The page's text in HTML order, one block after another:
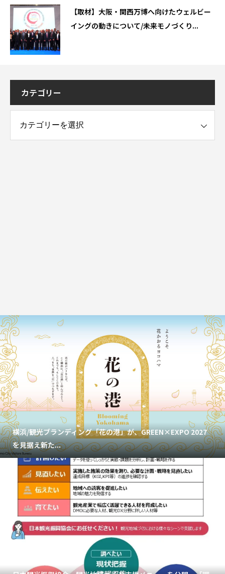
【取材】大阪・関西万博へ向けたウェルビー
イングの動きについて/未来モノづくり...
カテゴリー
横浜/観光ブランディング「花の港」が、GREEN×EXPO 2027
を見据え新た...